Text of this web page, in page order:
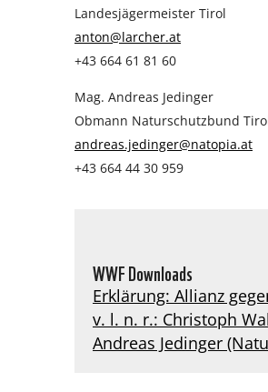
Landesjägermeister Tirol
anton@larcher.at
+43 664 61 81 60
Mag. Andreas Jedinger
Obmann Naturschutzbund
andreas.jedinger@natopia.at
+43 664 44 30 959
WWF Downloads
Erklärung: Allianz
v. l. n. r.: Christoph
Andreas Jedinger